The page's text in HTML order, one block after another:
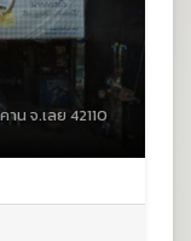
น จ.เลย 42110